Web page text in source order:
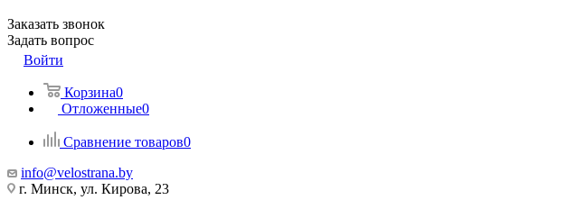
Заказать звонок
Задать вопрос
Войти
Корзина0
Отложенные0
Сравнение товаров0
info@velostrana.by
г. Минск, ул. Кирова, 23